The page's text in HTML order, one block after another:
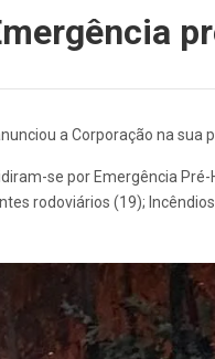
a Corporação na sua
se por Emergência
rodoviários (19);